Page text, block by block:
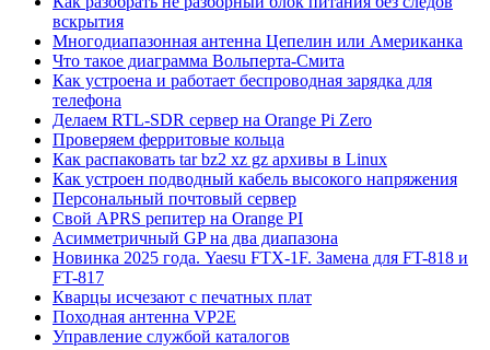
вскрытия
Многодиапазонная антенна Цепелин или Американка
Что такое диаграмма Вольперта-Смита
Как устроена и работает беспроводная зарядка для
телефона
Делаем RTL-SDR сервер на Orange Pi Zero
Проверяем ферритовые кольца
Как распаковать tar bz2 xz gz архивы в Linux
Как устроен подводный кабель высокого напряжения
Персональный почтовый сервер
Свой APRS репитер на Orange PI
Асимметричный GP на два диапазона
Новинка 2025 года. Yaesu FTX-1F. Замена для FT-818 и
FT-817
Кварцы исчезают с печатных плат
Походная антенна VP2E
Управление службой каталогов